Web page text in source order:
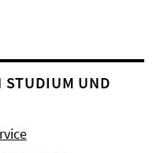
STUDIUM UND